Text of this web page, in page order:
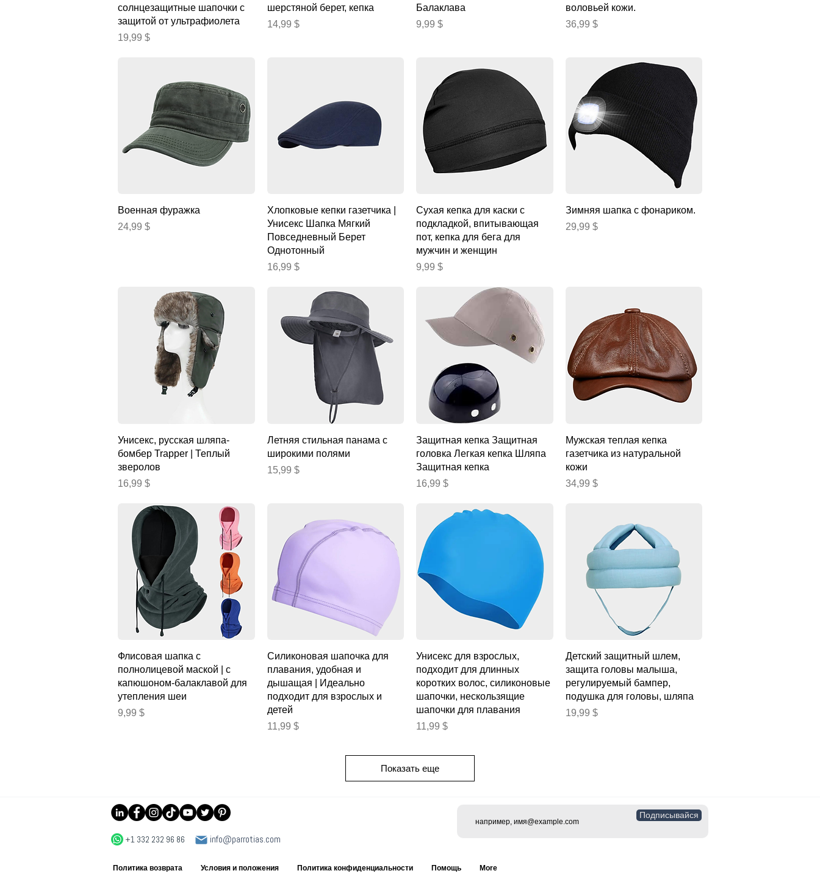
солнцезащитные шапочки с
защитой от ультрафиолета
Цена
19,99 $
шерстяной берет, кепка
Цена
14,99 $
Балаклава
Цена
9,99 $
воловьей кожи.
Цена
36,99 $
Быстрый просмотр
Военная фуражка
Цена
24,99 $
Быстрый просмотр
Хлопковые кепки газетчика |
Унисекс Шапка Мягкий
Повседневный Берет
Однотонный
Цена
16,99 $
Быстрый просмотр
Сухая кепка для каски с
подкладкой, впитывающая
пот, кепка для бега для
мужчин и женщин
Цена
9,99 $
Быстрый просмотр
Зимняя шапка с фонариком.
Цена
29,99 $
Быстрый просмотр
Унисекс, русская шляпа-
бомбер Trapper | Теплый
зверолов
Цена
16,99 $
Быстрый просмотр
Летняя стильная панама с
широкими полями
Цена
15,99 $
Быстрый просмотр
Защитная кепка Защитная
головка Легкая кепка Шляпа
Защитная кепка
Цена
16,99 $
Быстрый просмотр
Мужская теплая кепка
газетчика из натуральной
кожи
Цена
34,99 $
Быстрый просмотр
Флисовая шапка с
полнолицевой маской | с
капюшоном-балаклавой для
утепления шеи
Цена
9,99 $
Быстрый просмотр
Силиконовая шапочка для
плавания, удобная и
дышащая | Идеально
подходит для взрослых и
детей
Цена
11,99 $
Быстрый просмотр
Унисекс для взрослых,
подходит для длинных
коротких волос, силиконовые
шапочки, нескользящие
шапочки для плавания
Цена
11,99 $
Быстрый просмотр
Детский защитный шлем,
защита головы малыша,
регулируемый бампер,
подушка для головы, шляпа
Цена
19,99 $
Показать еще
+1 332 232 96 86 info@parrotias.com
Подписывайся
Политика возврата Условия и положения Политика конфиденциальности Помощь More